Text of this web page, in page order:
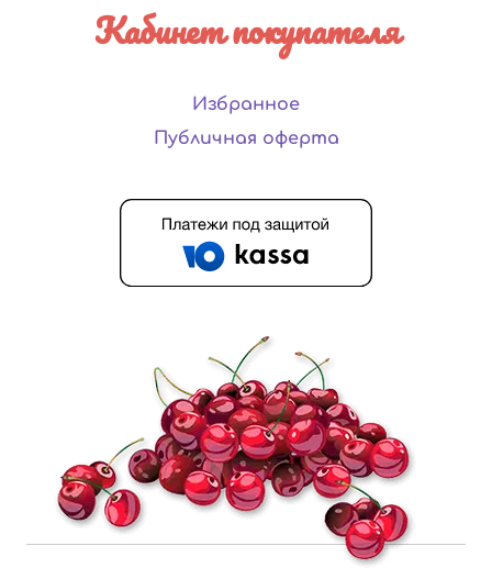
Кабинет покупателя
Избранное
Публичная оферта